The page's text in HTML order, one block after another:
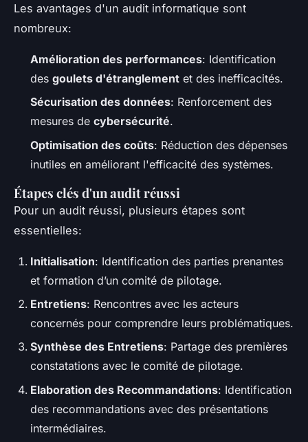
Les avantages d'un audit informatique sont
nombreux:
Amélioration des performances: Identification
des goulets d'étranglement et des inefficacités.
Sécurisation des données: Renforcement des
mesures de cybersécurité.
Optimisation des coûts: Réduction des dépenses
inutiles en améliorant l'efficacité des systèmes.
Étapes clés d'un audit réussi
Pour un audit réussi, plusieurs étapes sont
essentielles:
Initialisation: Identification des parties prenantes
et formation d’un comité de pilotage.
Entretiens: Rencontres avec les acteurs
concernés pour comprendre leurs problématiques.
Synthèse des Entretiens: Partage des premières
constatations avec le comité de pilotage.
Elaboration des Recommandations: Identification
des recommandations avec des présentations
intermédiaires.